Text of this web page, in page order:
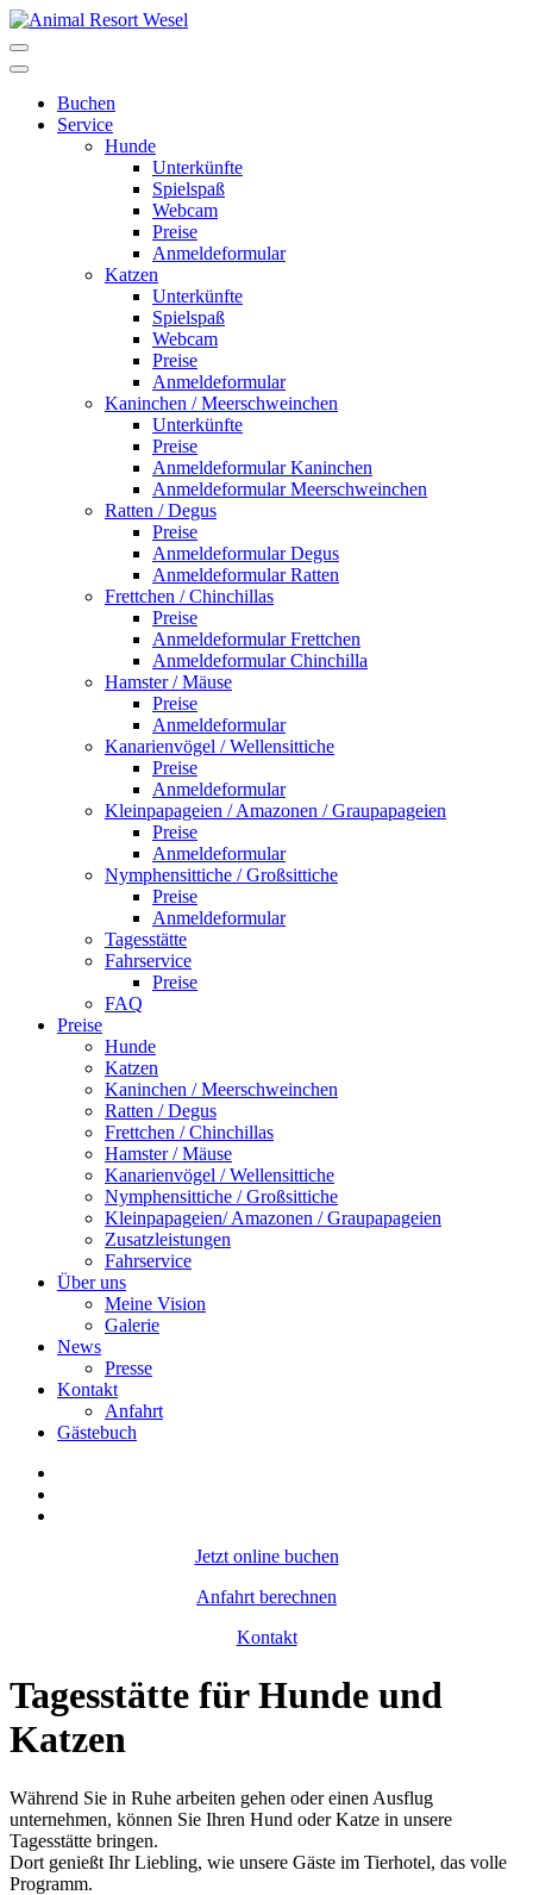
Buchen
Service
Hunde
Unterkünfte
Spielspaß
Webcam
Preise
Anmeldeformular
Katzen
Unterkünfte
Spielspaß
Webcam
Preise
Anmeldeformular
Kaninchen / Meerschweinchen
Unterkünfte
Preise
Anmeldeformular Kaninchen
Anmeldeformular Meerschweinchen
Ratten / Degus
Preise
Anmeldeformular Degus
Anmeldeformular Ratten
Frettchen / Chinchillas
Preise
Anmeldeformular Frettchen
Anmeldeformular Chinchilla
Hamster / Mäuse
Preise
Anmeldeformular
Kanarienvögel / Wellensittiche
Preise
Anmeldeformular
Kleinpapageien / Amazonen / Graupapageien
Preise
Anmeldeformular
Nymphensittiche / Großsittiche
Preise
Anmeldeformular
Tagesstätte
Fahrservice
Preise
FAQ
Preise
Hunde
Katzen
Kaninchen / Meerschweinchen
Ratten / Degus
Frettchen / Chinchillas
Hamster / Mäuse
Kanarienvögel / Wellensittiche
Nymphensittiche / Großsittiche
Kleinpapageien/ Amazonen / Graupapageien
Zusatzleistungen
Fahrservice
Über uns
Meine Vision
Galerie
News
Presse
Kontakt
Anfahrt
Gästebuch
Jetzt online buchen
Anfahrt berechnen
Kontakt
Tagesstätte für Hunde und
Katzen
Während Sie in Ruhe arbeiten gehen oder einen Ausflug
unternehmen, können Sie Ihren Hund oder Katze in unsere
Tagesstätte bringen.
Dort genießt Ihr Liebling, wie unsere Gäste im Tierhotel, das volle
Programm.